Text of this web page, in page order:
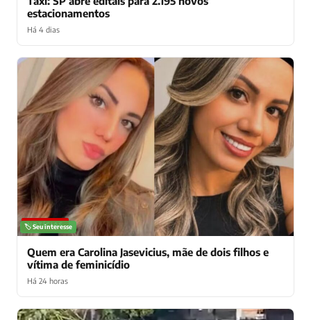
estacionamentos
Há 4 dias
NOTÍCIAS
🏷️ Seu interesse
Quem era Carolina Jasevicius, mãe de dois filhos e
vítima de feminicídio
Há 24 horas